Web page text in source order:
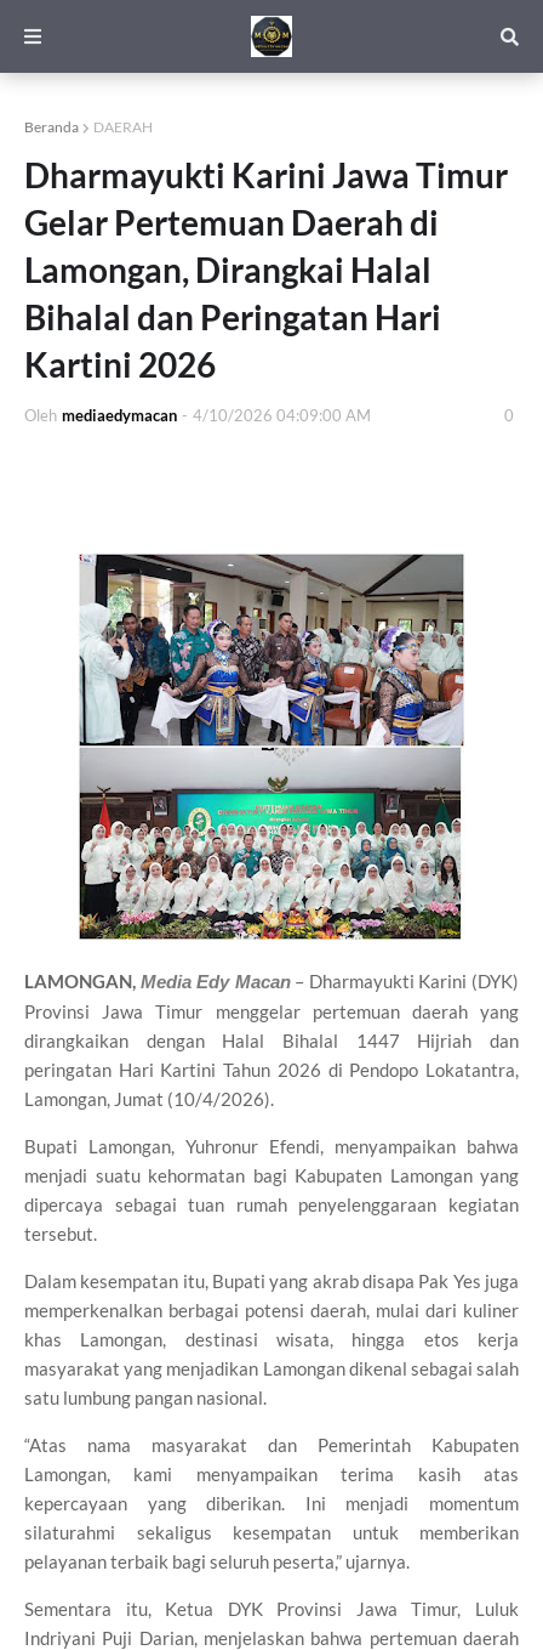
Beranda DAERAH
Dharmayukti Karini Jawa Timur
Gelar Pertemuan Daerah di
Lamongan, Dirangkai Halal
Bihalal dan Peringatan Hari
Kartini 2026
Oleh mediaedymacan - 4/10/2026 04:09:00 AM 0
LAMONGAN, Media Edy Macan– Dharmayukti Karini (DYK)
Provinsi Jawa Timur menggelar pertemuan daerah yang
dirangkaikan dengan Halal Bihalal 1447 Hijriah dan
peringatan Hari Kartini Tahun 2026 di Pendopo Lokatantra,
Lamongan, Jumat (10/4/2026).
Bupati Lamongan, Yuhronur Efendi, menyampaikan bahwa
menjadi suatu kehormatan bagi Kabupaten Lamongan yang
dipercaya sebagai tuan rumah penyelenggaraan kegiatan
tersebut.
Dalam kesempatan itu, Bupati yang akrab disapa Pak Yes juga
memperkenalkan berbagai potensi daerah, mulai dari kuliner
khas Lamongan, destinasi wisata, hingga etos kerja
masyarakat yang menjadikan Lamongan dikenal sebagai salah
satu lumbung pangan nasional.
“Atas nama masyarakat dan Pemerintah Kabupaten
Lamongan, kami menyampaikan terima kasih atas
kepercayaan yang diberikan. Ini menjadi momentum
silaturahmi sekaligus kesempatan untuk memberikan
pelayanan terbaik bagi seluruh peserta,” ujarnya.
Sementara itu, Ketua DYK Provinsi Jawa Timur, Luluk
Indriyani Puji Darian, menjelaskan bahwa pertemuan daerah